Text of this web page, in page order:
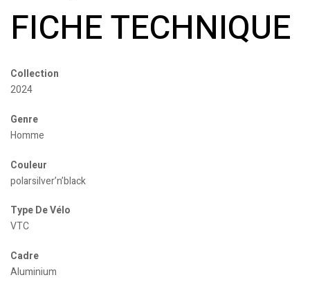
FICHE TECHNIQUE
Collection
2024
Genre
Homme
Couleur
polarsilver’n’black
Type De Vélo
VTC
Cadre
Aluminium